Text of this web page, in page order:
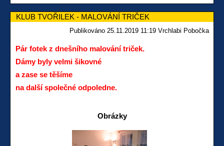
KLUB TVOŘILEK - MALOVÁNÍ TRIČEK
Publikováno 25.11.2019 11:19 Vrchlabi Pobočka
Pár fotek z dnešního malování triček.
Dámy byly velmi šikovné
a zase se těšíme
na další společné odpoledne.
Obrázky